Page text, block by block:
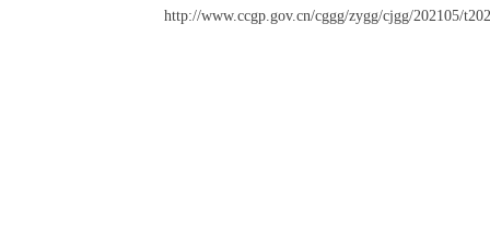
http://www.ccgp.gov.cn/cggg/zygg/cjgg/202105/